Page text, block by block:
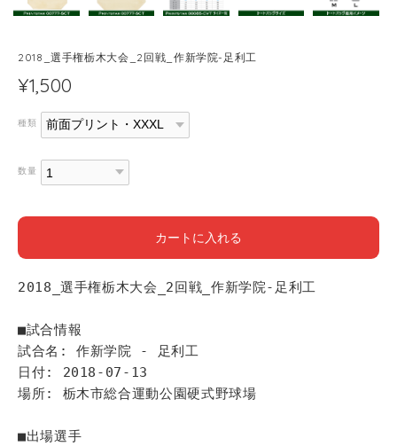
2018_選手権栃木大会_2回戦_作新学院-足利工
¥1,500
種類
数量
カートに入れる
2018_選手権栃木大会_2回戦_作新学院-足利工
■試合情報
試合名: 作新学院 - 足利工
日付: 2018-07-13
場所: 栃木市総合運動公園硬式野球場
■出場選手